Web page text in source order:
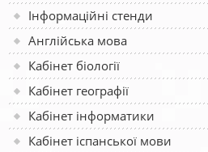
Інформаційні стенди
Англійська мова
Кабінет біології
Кабінет географії
Кабінет інформатики
Кабінет іспанської мови